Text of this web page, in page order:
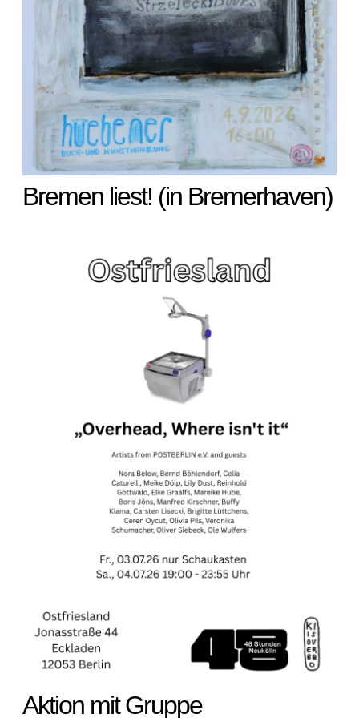
Bremen liest! (in Bremerhaven)
Aktion mit Gruppe